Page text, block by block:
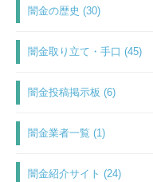
闇金の歴史 (30)
闇金取り立て・手口 (45)
闇金投稿掲示板 (6)
闇金業者一覧 (1)
闇金紹介サイト (24)